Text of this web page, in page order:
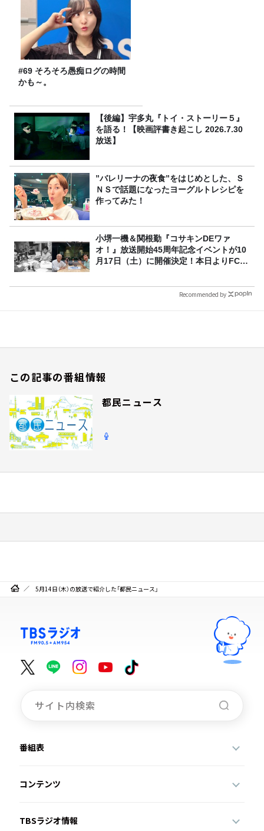
#69 そろそろ愚痴ログの時間
かも～。
【後編】宇多丸『トイ・ストーリー５』
を語る！【映画評書き起こし 2026.7.30
放送】
”バレリーナの夜食”をはじめとした、Ｓ
ＮＳで話題になったヨーグルトレシピを
作ってみた！
小堺一機＆関根勤『コサキンDEワァ
オ！』放送開始45周年記念イベントが10
月17日（土）に開催決定！本日よりFC先
Recommended by
この記事の番組情報
都民ニュース
5月14日（木）の放送で紹介した「都民ニュース」
番組表
コンテンツ
TBSラジオ情報